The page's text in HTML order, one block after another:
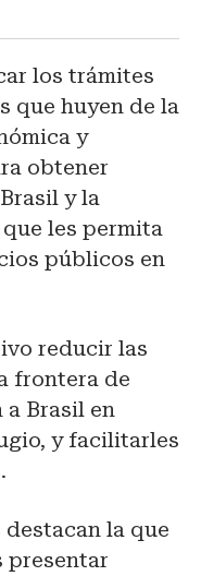
los trámites
que huyen de la
y
obtener
y la
les permita
públicos en
reducir las
frontera de
a Brasil en
y facilitarles
la que
presentar